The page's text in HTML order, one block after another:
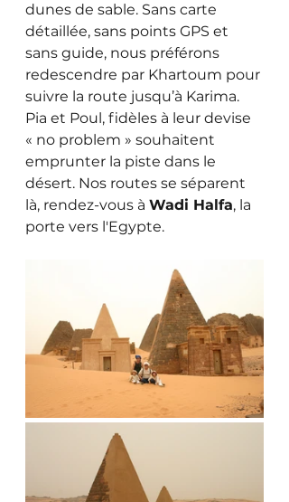
dunes de sable. Sans carte
détaillée, sans points GPS et
sans guide, nous préférons
redescendre par Khartoum pour
suivre la route jusqu’à Karima.
Pia et Poul, fidèles à leur devise
« no problem » souhaitent
emprunter la piste dans le
désert. Nos routes se séparent
là, rendez-vous à Wadi Halfa, la
porte vers l'Egypte.